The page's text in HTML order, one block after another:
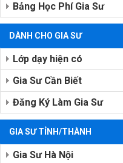
Bảng Học Phí Gia Sư
DÀNH CHO GIA SƯ
Lớp dạy hiện có
Gia Sư Cần Biết
Đăng Ký Làm Gia Sư
GIA SƯ TỈNH/THÀNH
Gia Sư Hà Nội